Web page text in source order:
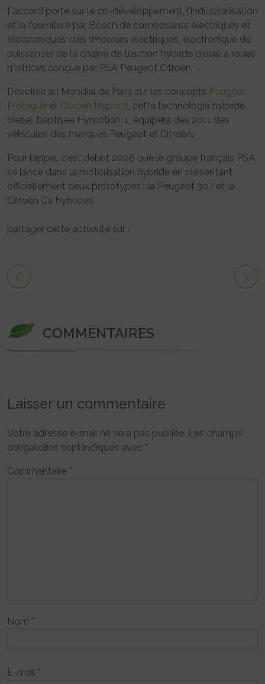
L’accord porte sur le co-développement, l’industrialisation
et la fourniture par Bosch de composants électriques et
électroniques clés (moteurs électriques, électronique de
puissance) de la chaîne de traction hybride diesel 4 roues
motrices conçue par PSA Peugeot Citroën.
Dévoilée au Mondial de Paris sur les concepts Peugeot
Prologue et Citroën Hypnos, cette technologie hybride
diesel, baptisée Hymotion 4, équipera dès 2011 des
véhicules des marques Peugeot et Citroën.
Pour rappel, c’est début 2006 que le groupe français PSA
se lance dans la motorisation hybride en présentant
officiellement deux prototypes : la Peugeot 307 et la
Citroën C4 hybrides.
partager cette actualité sur :
COMMENTAIRES
Laisser un commentaire
Votre adresse e-mail ne sera pas publiée. Les champs
obligatoires sont indiqués avec *
Commentaire *
Nom *
E-mail *